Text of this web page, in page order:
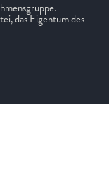
das Eigentum des